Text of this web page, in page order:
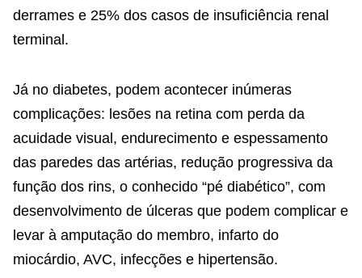
derrames e 25% dos casos de insuficiência renal
terminal.
Já no diabetes, podem acontecer inúmeras
complicações: lesões na retina com perda da
acuidade visual, endurecimento e espessamento
das paredes das artérias, redução progressiva da
função dos rins, o conhecido “pé diabético”, com
desenvolvimento de úlceras que podem complicar e
levar à amputação do membro, infarto do
miocárdio, AVC, infecções e hipertensão.